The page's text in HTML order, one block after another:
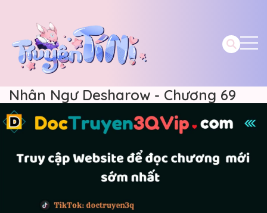
Nhân Ngư Desharow - Chương 69